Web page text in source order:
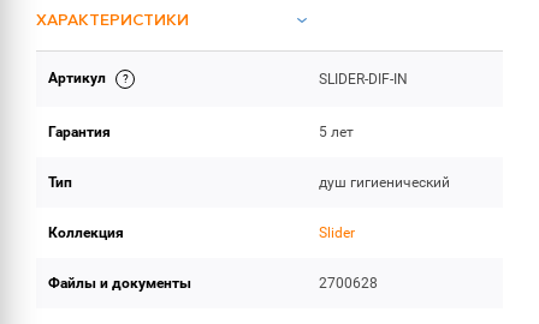
ХАРАКТЕРИСТИКИ
ИНСТРУКЦИИ И ДОКУМЕНТАЦИЯ
Артикул SLIDER-DIF-IN
Гарантия 5 лет
Тип душ гигиенический
Коллекция Slider
Файлы и документы 2700628